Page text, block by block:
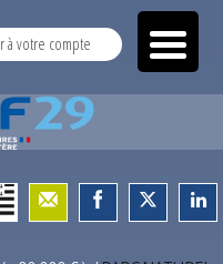
à votre compte